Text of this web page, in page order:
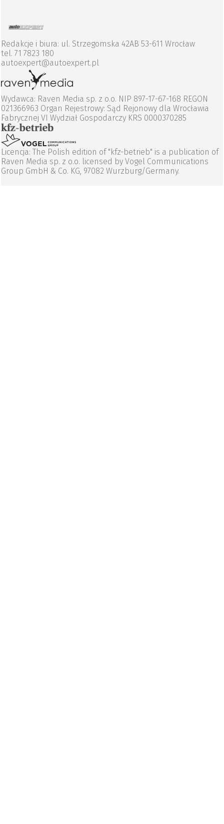
Redakcje i biura: ul. Strzegomska 42AB 53-611 Wrocław
tel. 71 7823 180
autoexpert@autoexpert.pl
Wydawca: Raven Media sp. z o.o. NIP 897-17-67-168 REGON
021366963 Organ Rejestrowy: Sąd Rejonowy dla Wrocławia
Fabrycznej VI Wydział Gospodarczy KRS 0000370285
Licencja: The Polish edition of "kfz-betrieb" is a publication of
Raven Media sp. z o.o. licensed by Vogel Communications
Group GmbH & Co. KG, 97082 Wurzburg/Germany.